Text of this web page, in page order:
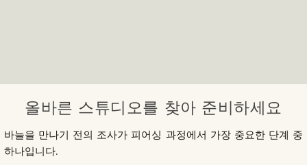
올바른 스튜디오를 찾아 준비하세요
바늘을 만나기 전의 조사가 피어싱 과정에서 가장 중요한 단계 중
하나입니다.